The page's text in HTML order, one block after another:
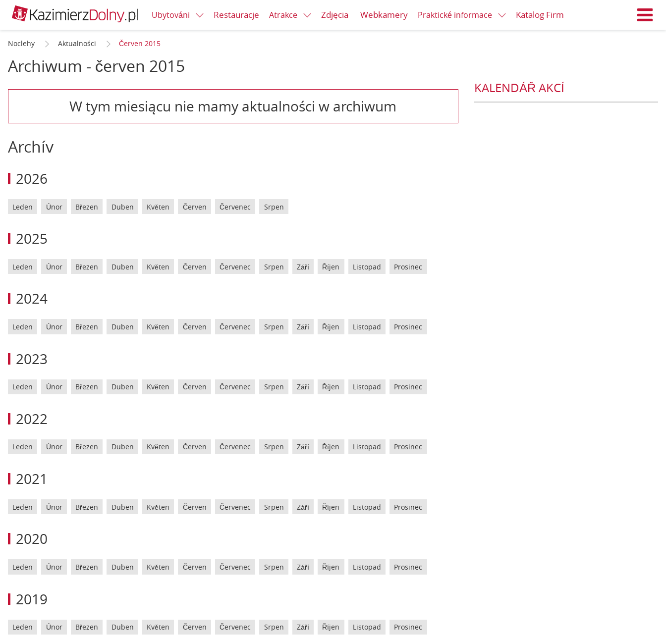
Ubytováni Restauracje Atrakce Zdjęcia Webkamery Praktické informace Katalog Firm
Noclehy Aktualności Červen 2015
Archiwum - červen 2015
W tym miesiącu nie mamy aktualności w archiwum
Archív
2026
Leden Únor Březen Duben Květen Červen Červenec Srpen
2025
Leden Únor Březen Duben Květen Červen Červenec Srpen Září Říjen Listopad Prosinec
2024
Leden Únor Březen Duben Květen Červen Červenec Srpen Září Říjen Listopad Prosinec
2023
Leden Únor Březen Duben Květen Červen Červenec Srpen Září Říjen Listopad Prosinec
2022
Leden Únor Březen Duben Květen Červen Červenec Srpen Září Říjen Listopad Prosinec
2021
Leden Únor Březen Duben Květen Červen Červenec Srpen Září Říjen Listopad Prosinec
2020
Leden Únor Březen Duben Květen Červen Červenec Srpen Září Říjen Listopad Prosinec
2019
Leden Únor Březen Duben Květen Červen Červenec Srpen Září Říjen Listopad Prosinec
KALENDÁŘ AKCÍ